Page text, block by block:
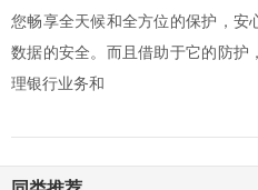
您畅享全天候和全方位的保护，安
数据的安全。而且借助于它的防护
理银行业务和